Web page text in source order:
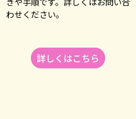
わせください。
詳しくはこちら